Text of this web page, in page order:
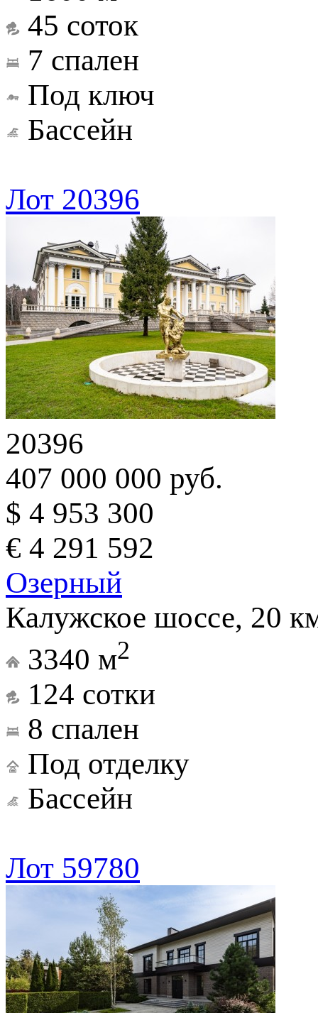
45 соток
7 спален
Под ключ
Бассейн
Лот 20396
20396
407 000 000 руб.
$ 4 953 300
€ 4 291 592
Озерный
Калужское шоссе, 20
3340 м2
124 сотки
8 спален
Под отделку
Бассейн
Лот 59780